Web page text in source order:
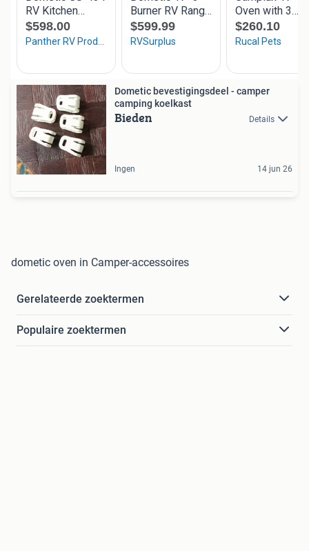
Dometic bevestigingsdeel - camper
camping koelkast
Bieden Details
Ingen 14 jun 26
dometic oven in Camper-accessoires
Gerelateerde zoektermen
Populaire zoektermen